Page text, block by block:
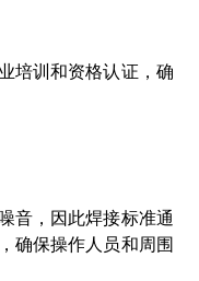
培训和资格认证，确
音，因此焊接标准通
确保操作人员和周围